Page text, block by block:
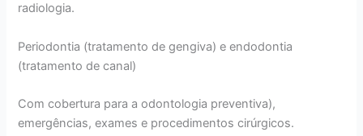
radiologia.
Periodontia (tratamento de gengiva) e endodontia
(tratamento de canal)
Com cobertura para a odontologia preventiva),
emergências, exames e procedimentos cirúrgicos.